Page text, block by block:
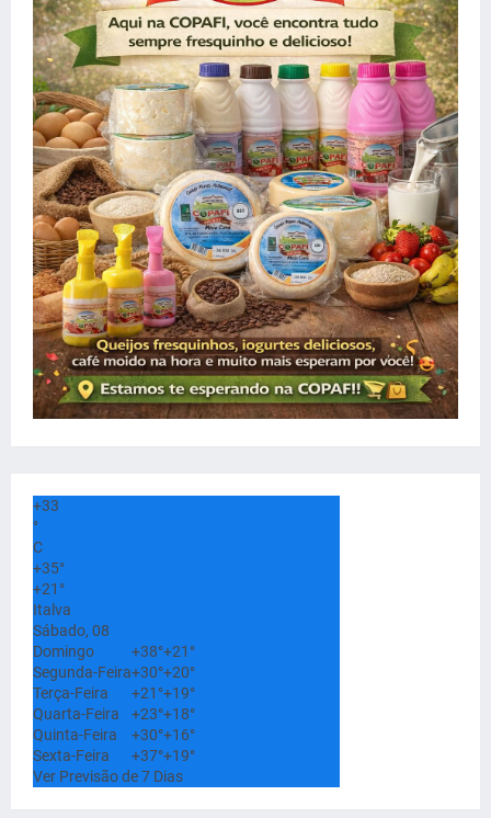
+33
°
C
+35°
+21°
Italva
Sábado, 08
Domingo
+38°+21°
Segunda-Feira+30°+20°
Terça-Feira
+21°+19°
Quarta-Feira
+23°+18°
Quinta-Feira
+30°+16°
Sexta-Feira
+37°+19°
Ver Previsão de 7 Dias